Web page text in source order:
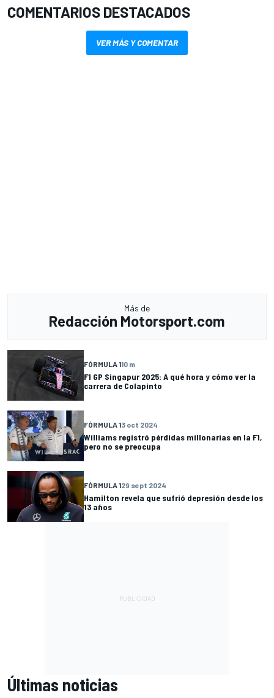
COMENTARIOS DESTACADOS
VER MÁS Y COMENTAR
Más de
Redacción Motorsport.com
FÓRMULA 110 m
F1 GP Singapur 2025: A qué hora y cómo ver la
carrera de Colapinto
FÓRMULA 13 oct 2024
Williams registró pérdidas millonarias en la F1,
pero no se preocupa
FÓRMULA 129 sept 2024
Hamilton revela que sufrió depresión desde los
13 años
Últimas noticias